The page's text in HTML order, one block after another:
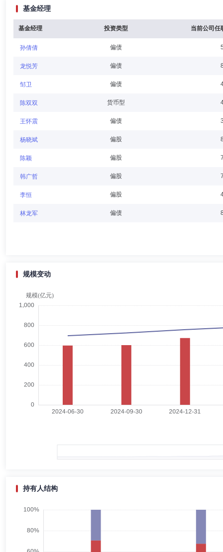
周蔚女士：经济学硕士。曾任中国农业发展银行总行办公室、客户二部
西藏金融租赁有限公司业务八中心主任、拟任副总裁，金鹰基金管理有
任金鹰基金管理有限公司总经理。
吴灏 学历：硕士
吴灏先生：董事，经济学硕士。曾任长城证券股份有限公司投资银行
李国旺 学历：硕士
李国旺先生：独立董事，经济学硕士。曾任商业部商业信息中心副处长
司研发中心总经理、银河基金管理有限公司市场总监、华宝证券股份有
大学重阳金融研究院高级顾问。
陆彬 学历：硕士
郝春莉女士：中国人民大学法学硕士，现任北京市卫东律师事务所主任
律师、北京华堂律师事务所兼职律师等。
会及广东证监局备案，现任金鹰基金管理有限公司督察长。
耿源先生：副总经理，经济学硕士。曾任职于北京市政府办公厅，担
基金经理
基金经理 投资类型 当前公司任
孙倩倩 偏债
龙悦芳 偏债
邹卫 偏债
陈双双 货币型
王怀震 偏债
杨晓斌 偏股
陈颖 偏股
韩广哲 偏股
李恒 偏股
林龙军 偏债
规模变动
持有人结构